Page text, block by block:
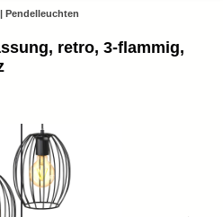
Pendelleuchten
retro, 3-flammig,